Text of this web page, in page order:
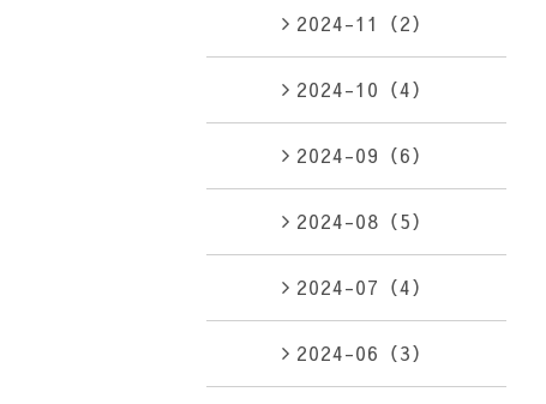
2024-11（2）
2024-10（4）
2024-09（6）
2024-08（5）
2024-07（4）
2024-06（3）